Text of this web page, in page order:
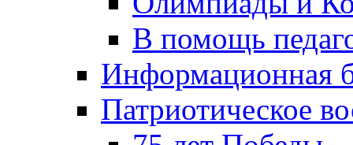
В помощь
Информационная
Патриотическое